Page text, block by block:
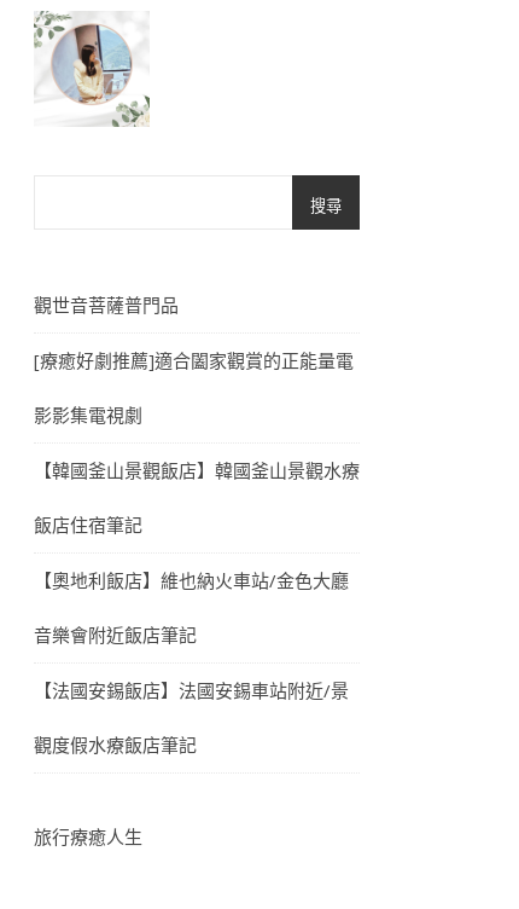
搜尋
觀世音菩薩普門品
[療癒好劇推薦]適合闔家觀賞的正能量電
影影集電視劇
【韓國釜山景觀飯店】韓國釜山景觀水療
飯店住宿筆記
【奧地利飯店】維也納火車站/金色大廳
音樂會附近飯店筆記
【法國安錫飯店】法國安錫車站附近/景
觀度假水療飯店筆記
旅行療癒人生